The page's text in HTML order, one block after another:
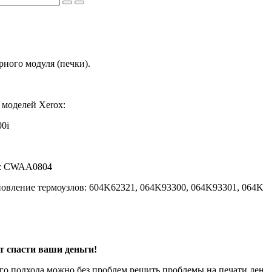
модуля (печки).
Xerox:
CWAA0804
термоузлов: 604K62321, 064K93300, 064K93301,
ваши деньги!